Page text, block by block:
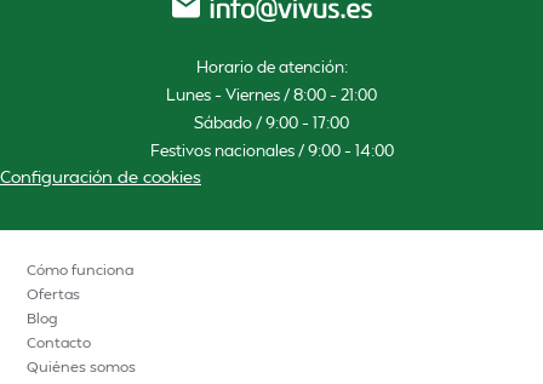
Horario de atención:
Lunes – Viernes / 8:00 – 21:00
Sábado / 9:00 – 17:00
Festivos nacionales / 9:00 – 14:00
Configuración de cookies
Cómo funciona
Ofertas
Blog
Contacto
Quiénes somos